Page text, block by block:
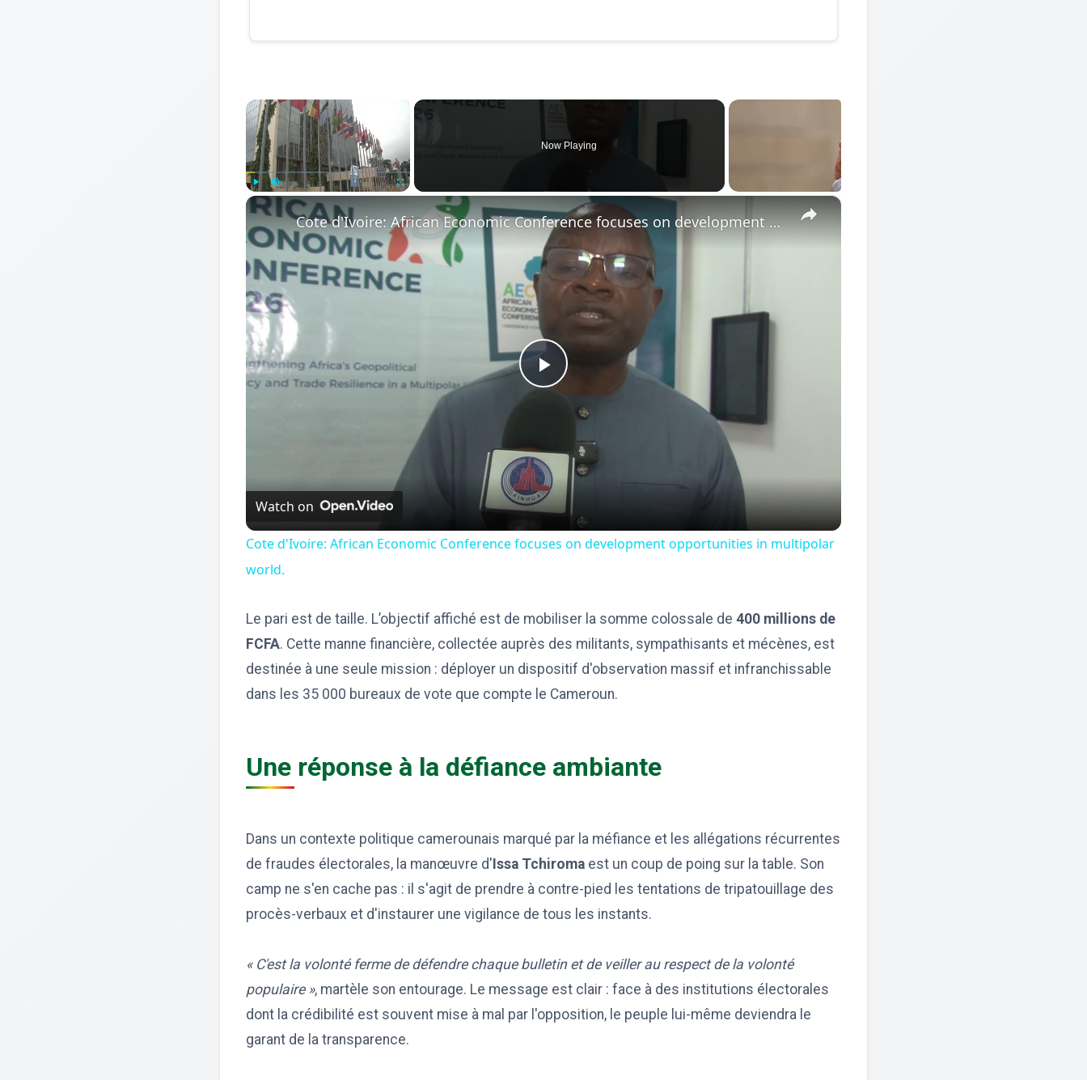
Play Unmute
Now Playing
×
Play
Video
Cote d'Ivoire: African Economic Conference focuses on development opportunities in multipolar world.
Watch on
Cote d'Ivoire: African Economic Conference focuses on development opportunities in multipolar
world.
Le pari est de taille. L’objectif affiché est de mobiliser la somme colossale de 400 millions de
FCFA. Cette manne financière, collectée auprès des militants, sympathisants et mécènes, est
destinée à une seule mission : déployer un dispositif d'observation massif et infranchissable
dans les 35 000 bureaux de vote que compte le Cameroun.
Une réponse à la défiance ambiante
Dans un contexte politique camerounais marqué par la méfiance et les allégations récurrentes
de fraudes électorales, la manœuvre d' Issa Tchiroma est un coup de poing sur la table. Son
camp ne s'en cache pas : il s'agit de prendre à contre-pied les tentations de tripatouillage des
procès-verbaux et d'instaurer une vigilance de tous les instants.
« C'est la volonté ferme de défendre chaque bulletin et de veiller au respect de la volonté
populaire », martèle son entourage. Le message est clair : face à des institutions électorales
dont la crédibilité est souvent mise à mal par l'opposition, le peuple lui-même deviendra le
garant de la transparence.